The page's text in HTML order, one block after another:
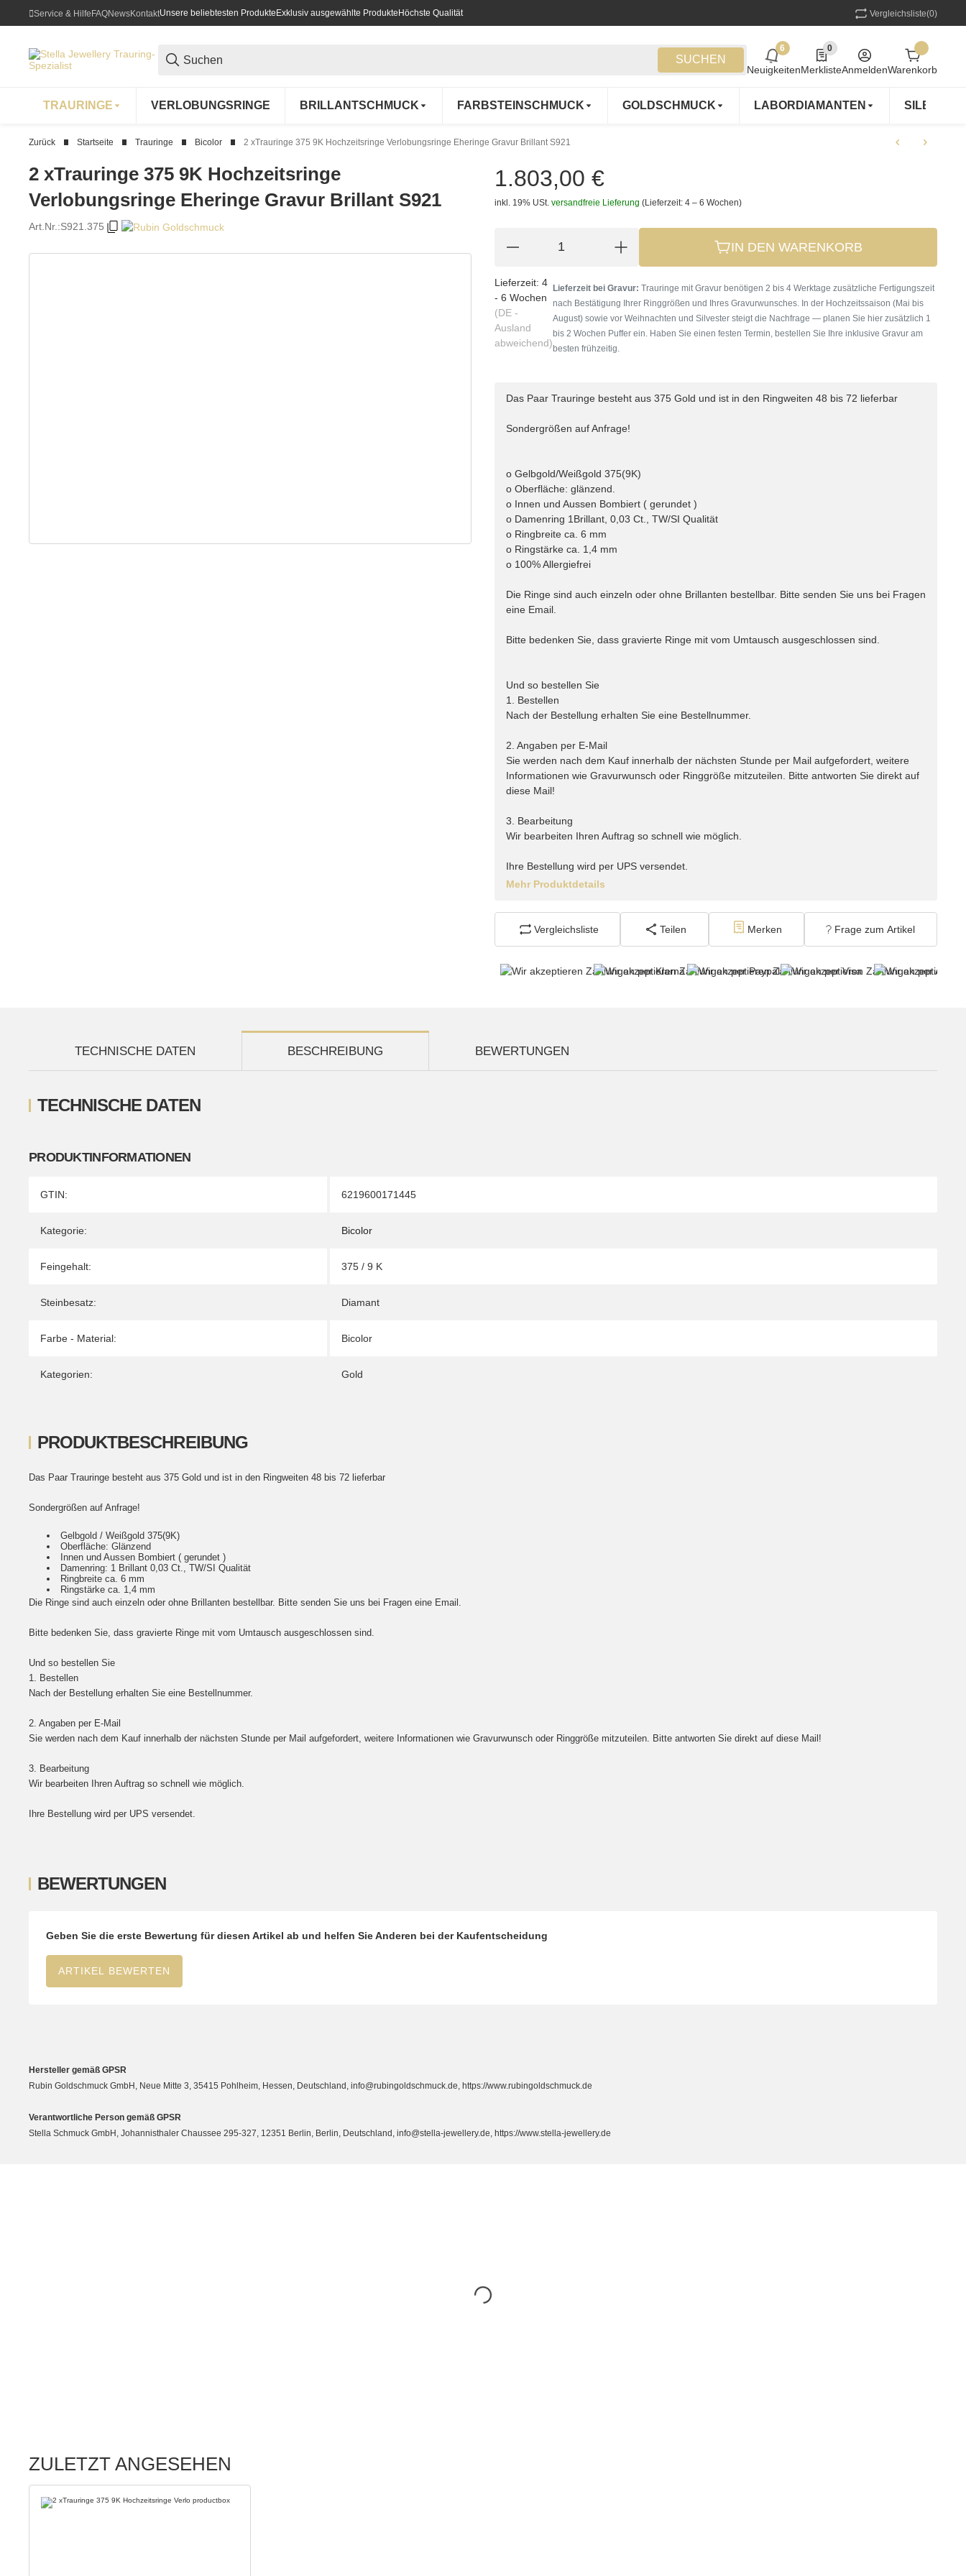
Service & HilfeFAQNewsKontaktUnsere beliebtesten Produkte Exklusiv ausgewählte Produkte Höchste Qualität Vergleichsliste(0)
SUCHEN
6
6 neue Notifizierungen
Neuigkeiten
0
0 Produkte in der Liste
MerklisteAnmeldenWarenkorb
TRAURINGE VERLOBUNGSRINGE BRILLANTSCHMUCK FARBSTEINSCHMUCK GOLDSCHMUCK LABORDIAMANTEN
Zurück Startseite Trauringe Bicolor 2 xTrauringe 375 9K Hochzeitsringe Verlobungsringe Eheringe Gravur Brillant S921
2 xTrauringe 375 9K Hochzeitsringe
Verlobungsringe Eheringe Gravur Brillant S921
Art.Nr.:S921.375
1.803,00 €
inkl. 19% USt. versandfreie Lieferung (Lieferzeit: 4 – 6 Wochen)
IN DEN WARENKORB
Lieferzeit: 4
- 6 Wochen
(DE -
Ausland
abweichend)
Lieferzeit bei Gravur: Trauringe mit Gravur benötigen 2 bis 4 Werktage zusätzliche Fertigungszeit
nach Bestätigung Ihrer Ringgrößen und Ihres Gravurwunsches. In der Hochzeitssaison (Mai bis
August) sowie vor Weihnachten und Silvester steigt die Nachfrage — planen Sie hier zusätzlich 1
bis 2 Wochen Puffer ein. Haben Sie einen festen Termin, bestellen Sie Ihre inklusive Gravur am
besten frühzeitig.
Das Paar Trauringe besteht aus 375 Gold und ist in den Ringweiten 48 bis 72 lieferbar
Sondergrößen auf Anfrage!
o Gelbgold/Weißgold 375(9K)
o Oberfläche: glänzend.
o Innen und Aussen Bombiert ( gerundet )
o Damenring 1Brillant, 0,03 Ct., TW/SI Qualität
o Ringbreite ca. 6 mm
o Ringstärke ca. 1,4 mm
o 100% Allergiefrei
Die Ringe sind auch einzeln oder ohne Brillanten bestellbar. Bitte senden Sie uns bei Fragen
eine Email.
Bitte bedenken Sie, dass gravierte Ringe mit vom Umtausch ausgeschlossen sind.
Und so bestellen Sie
1. Bestellen
Nach der Bestellung erhalten Sie eine Bestellnummer.
2. Angaben per E-Mail
Sie werden nach dem Kauf innerhalb der nächsten Stunde per Mail aufgefordert, weitere
Informationen wie Gravurwunsch oder Ringgröße mitzuteilen. Bitte antworten Sie direkt auf
diese Mail!
3. Bearbeitung
Wir bearbeiten Ihren Auftrag so schnell wie möglich.
Ihre Bestellung wird per UPS versendet.
Mehr Produktdetails
Vergleichsliste Teilen Merken Frage zum Artikel
TECHNISCHE DATEN BESCHREIBUNG BEWERTUNGEN
TECHNISCHE DATEN
PRODUKTINFORMATIONEN
Produkteigenschaft
Wert
GTIN: 6219600171445
Kategorie: Bicolor
Feingehalt: 375 / 9 K
Steinbesatz: Diamant
Farbe - Material: Bicolor
Kategorien: Gold
PRODUKTBESCHREIBUNG
Das Paar Trauringe besteht aus 375 Gold und ist in den Ringweiten 48 bis 72 lieferbar
Sondergrößen auf Anfrage!
Gelbgold / Weißgold 375(9K)
Oberfläche: Glänzend
Innen und Aussen Bombiert ( gerundet )
Damenring: 1 Brillant 0,03 Ct., TW/SI Qualität
Ringbreite ca. 6 mm
Ringstärke ca. 1,4 mm
Die Ringe sind auch einzeln oder ohne Brillanten bestellbar. Bitte senden Sie uns bei Fragen eine Email.
Bitte bedenken Sie, dass gravierte Ringe mit vom Umtausch ausgeschlossen sind.
Und so bestellen Sie
1. Bestellen
Nach der Bestellung erhalten Sie eine Bestellnummer.
2. Angaben per E-Mail
Sie werden nach dem Kauf innerhalb der nächsten Stunde per Mail aufgefordert, weitere Informationen wie Gravurwunsch oder Ringgröße mitzuteilen. Bitte antworten Sie direkt auf diese Mail!
3. Bearbeitung
Wir bearbeiten Ihren Auftrag so schnell wie möglich.
Ihre Bestellung wird per UPS versendet.
BEWERTUNGEN
Geben Sie die erste Bewertung für diesen Artikel ab und helfen Sie Anderen bei der Kaufentscheidung
ARTIKEL BEWERTEN
Hersteller gemäß GPSR
Rubin Goldschmuck GmbH, Neue Mitte 3, 35415 Pohlheim, Hessen, Deutschland, info@rubingoldschmuck.de, https://www.rubingoldschmuck.de
Verantwortliche Person gemäß GPSR
Stella Schmuck GmbH, Johannisthaler Chaussee 295-327, 12351 Berlin, Berlin, Deutschland, info@stella-jewellery.de, https://www.stella-jewellery.de
ZULETZT ANGESEHEN